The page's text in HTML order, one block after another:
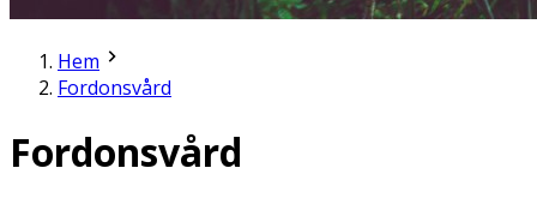
Hem
Fordonsvård
Fordonsvård